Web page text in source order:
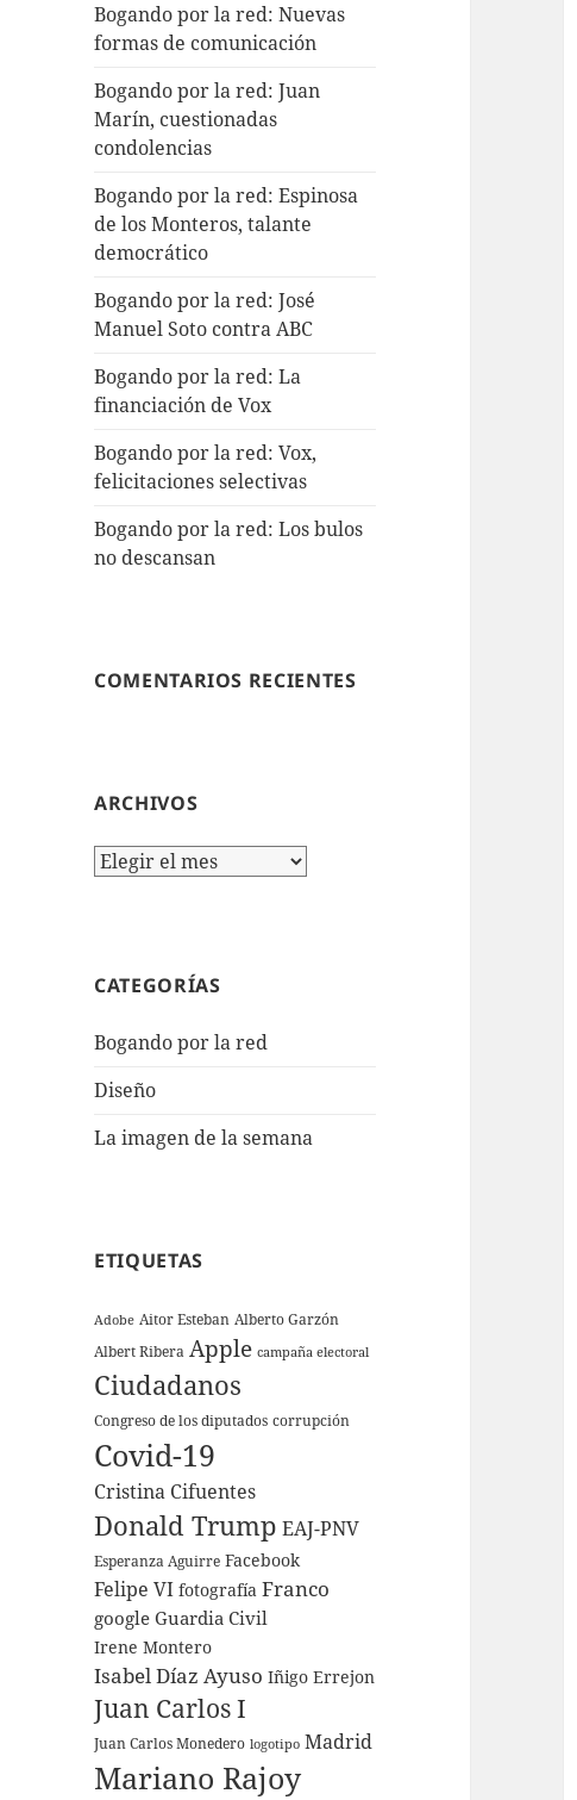
Bogando por la red: Nuevas
formas de comunicación
Bogando por la red: Juan
Marín, cuestionadas
condolencias
Bogando por la red: Espinosa
de los Monteros, talante
democrático
Bogando por la red: José
Manuel Soto contra ABC
Bogando por la red: La
financiación de Vox
Bogando por la red: Vox,
felicitaciones selectivas
Bogando por la red: Los bulos
no descansan
COMENTARIOS RECIENTES
ARCHIVOS
Archivos
CATEGORÍAS
Bogando por la red
Diseño
La imagen de la semana
ETIQUETAS
Adobe Aitor Esteban Alberto Garzón
Albert Ribera Apple campaña electoral
Ciudadanos
Congreso de los diputados corrupción
Covid-19
Cristina Cifuentes
Donald Trump EAJ-PNV
Esperanza Aguirre Facebook
Felipe VI fotografía Franco
google Guardia Civil
Irene Montero
Isabel Díaz Ayuso Iñigo Errejon
Juan Carlos I
Juan Carlos Monedero logotipo Madrid
Mariano Rajoy